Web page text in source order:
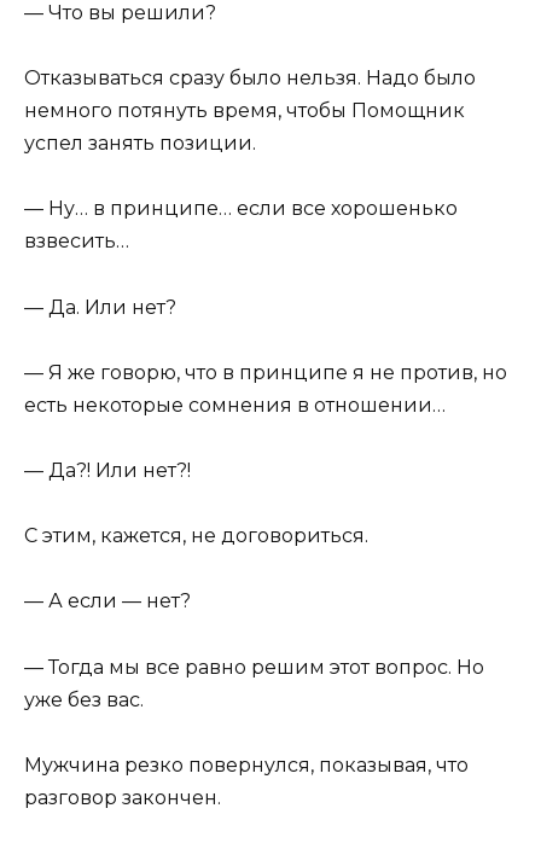
— Что вы решили?
Отказываться сразу было нельзя. Надо было
немного потянуть время, чтобы Помощник
успел занять позиции.
— Ну… в принципе… если все хорошенько
взвесить…
— Да. Или нет?
— Я же говорю, что в принципе я не против, но
есть некоторые сомнения в отношении…
— Да?! Или нет?!
С этим, кажется, не договориться.
— А если — нет?
— Тогда мы все равно решим этот вопрос. Но
уже без вас.
Мужчина резко повернулся, показывая, что
разговор закончен.